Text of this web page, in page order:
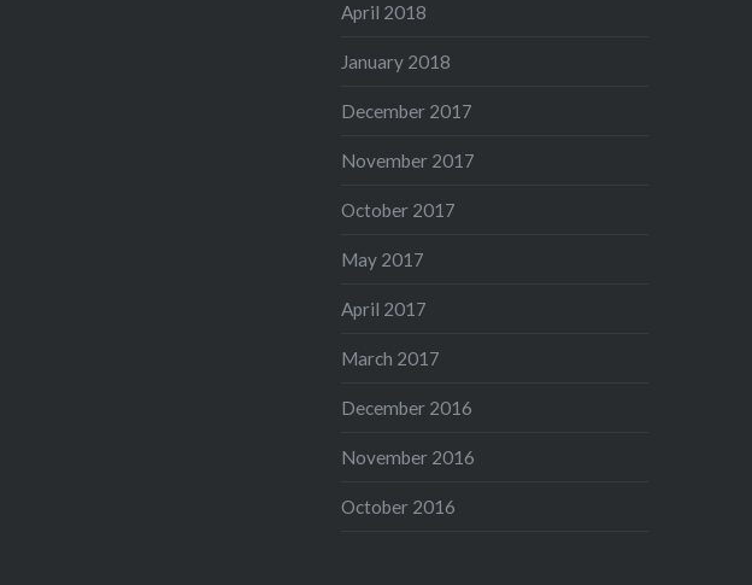
April 2018
January 2018
December 2017
November 2017
October 2017
May 2017
April 2017
March 2017
December 2016
November 2016
October 2016